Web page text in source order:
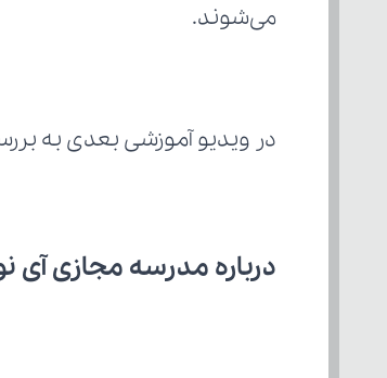
می‌شوند.
در ویدیو آموزشی بعدی به
درباره مدرسه مجازی آی